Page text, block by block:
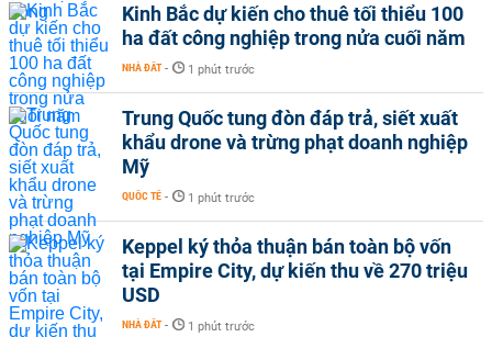
Kinh Bắc dự kiến cho thuê tối thiểu 100
ha đất công nghiệp trong nửa cuối năm
NHÀ ĐẤT - 1 phút trước
Trung Quốc tung đòn đáp trả, siết xuất
khẩu drone và trừng phạt doanh nghiệp
Mỹ
QUỐC TẾ - 1 phút trước
Keppel ký thỏa thuận bán toàn bộ vốn
tại Empire City, dự kiến thu về 270 triệu
USD
NHÀ ĐẤT - 1 phút trước